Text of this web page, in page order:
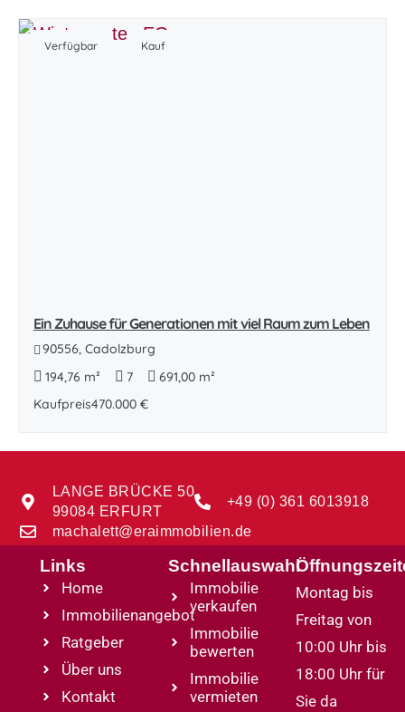
Verfügbar Kauf
Ein Zuhause für Generationen mit viel Raum zum Leben
90556, Cadolzburg
194,76 m²
7
691,00 m²
Kaufpreis470.000 €
LANGE BRÜCKE 50
99084 ERFURT
+49 (0) 361 6013918
machalett@eraimmobilien.de
Links
Home
Immobilienangebot
Ratgeber
Über uns
Kontakt
Schnellauswahl
Immobilie
verkaufen
Immobilie
bewerten
Immobilie
vermieten
Montag bis
Freitag von
10:00 Uhr bis
18:00 Uhr für
Sie da